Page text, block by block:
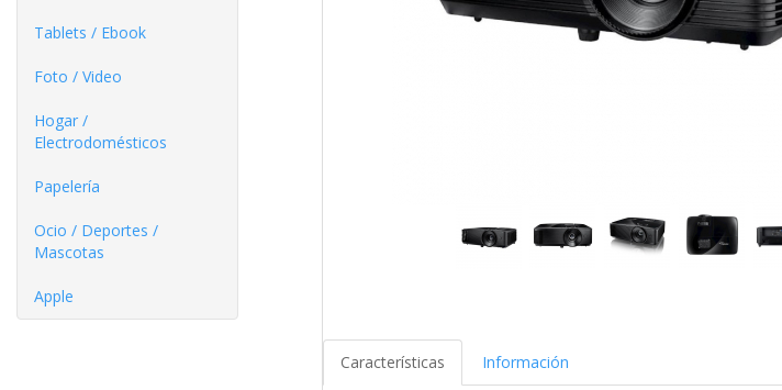
Tablets / Ebook
Foto / Video
Hogar /
Electrodomésticos
Papelería
Ocio / Deportes /
Mascotas
Apple
Características Información